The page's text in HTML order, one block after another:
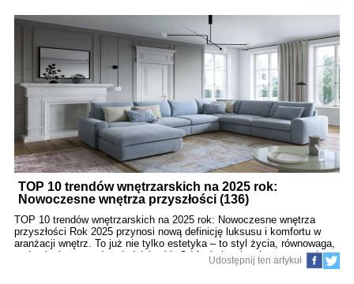
podczas zakupu fotela relaksacyjnego. 1. Ergonomia i komfort
użytkowania Podstawą każdego fotela relaksacyjnego jest jego
ergonomia. Fotel powinien wspierać naturalne krzywizny kręgosłupa,
zapewniając odpowiednie podparcie dla odcinka lędźwiowego,
piersiowego oraz szyjnego. Wysokie oparcie, głębokie siedzisko oraz
odpowiednio wyprofilowane podłokietniki to cechy, które wpływają na
komfort użytkowania. Dodatkowo, możliwość regulacji kąta nachylenia
oparcia i podnóżka pozwala
TOP 10 trendów wnętrzarskich na 2025 rok:
Nowoczesne wnętrza przyszłości (136)
TOP 10 trendów wnętrzarskich na 2025 rok: Nowoczesne wnętrza
przyszłości Rok 2025 przynosi nową definicję luksusu i komfortu w
aranżacji wnętrz. To już nie tylko estetyka – to styl życia, równowaga,
technologia oraz odpowiedzialność. Od funkcjonalnych przestrzeni po
personalizowane rozwiązania – wnętrza coraz lepiej dopasowują się do
Udostępnij ten artykuł